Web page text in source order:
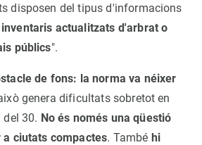
disposen del tipus d'informacions
inventaris actualitzats d'arbrat o
públics".
de fons: la norma va néixer
genera dificultats sobretot en
del 30. No és només una qüestió
ciutats compactes. També hi